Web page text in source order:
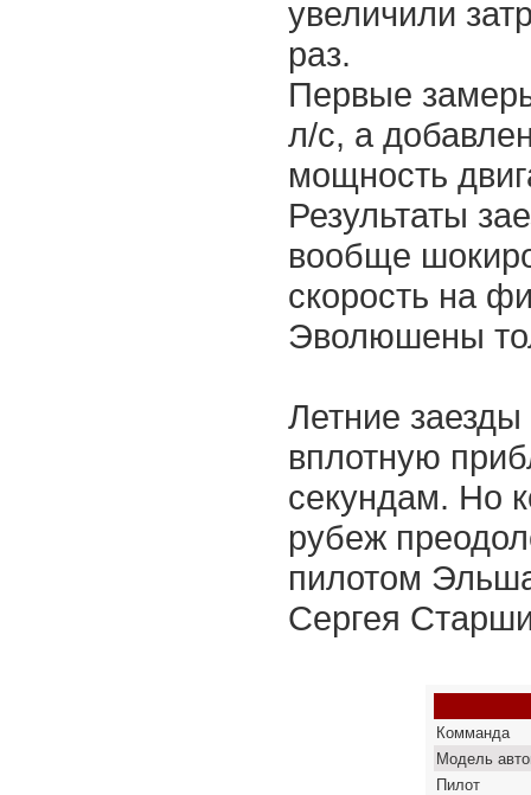
увеличили
раз.
Первые
л/с, а
мощность
Результаты
вообще
скорость на
Эволюшены
Летние
вплотную
секундам. Но
рубеж
пилотом
Сергея
Комманда
Модель
Пилот